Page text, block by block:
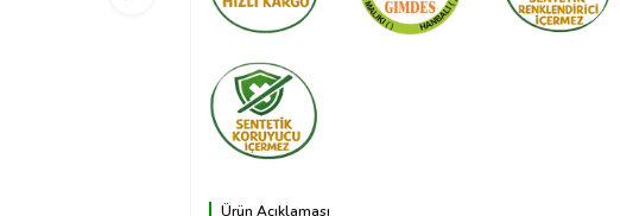
Ürün Açıklaması